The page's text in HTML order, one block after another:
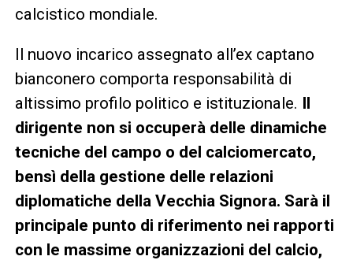
calcistico mondiale.
Il nuovo incarico assegnato all’ex captano
bianconero comporta responsabilità di
altissimo profilo politico e istituzionale. Il
dirigente non si occuperà delle dinamiche
tecniche del campo o del calciomercato,
bensì della gestione delle relazioni
diplomatiche della Vecchia Signora. Sarà il
principale punto di riferimento nei rapporti
con le massime organizzazioni del calcio,